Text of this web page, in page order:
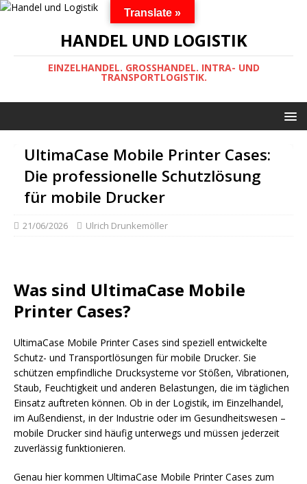
HANDEL UND LOGISTIK
EINZELHANDEL. GROSSHANDEL. INTRA- UND
TRANSPORTLOGISTIK.
UltimaCase Mobile Printer Cases:
Die professionelle Schutzlösung
für mobile Drucker
21/06/2026 Ulrich Drunkemöller
Was sind UltimaCase Mobile
Printer Cases?
UltimaCase Mobile Printer Cases sind speziell entwickelte
Schutz- und Transportlösungen für mobile Drucker. Sie
schützen empfindliche Drucksysteme vor Stößen, Vibrationen,
Staub, Feuchtigkeit und anderen Belastungen, die im täglichen
Einsatz auftreten können. Ob in der Logistik, im Einzelhandel,
im Außendienst, in der Industrie oder im Gesundheitswesen –
mobile Drucker sind häufig unterwegs und müssen jederzeit
zuverlässig funktionieren.
Genau hier kommen UltimaCase Mobile Printer Cases zum
Translate »